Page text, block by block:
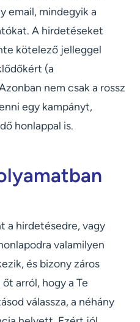
email, mindegyik a
A hirdetéseket
kötelező jelleggel
(a
nem csak a rossz
egy kampányt,
honlappal is.
a hirdetésedre, vagy
valamilyen
és bizony záros
arról, hogy a Te
válassza, a néhány